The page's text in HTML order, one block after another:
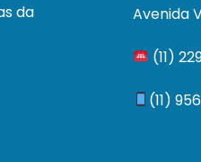
da
Avenida
(11)
(11)